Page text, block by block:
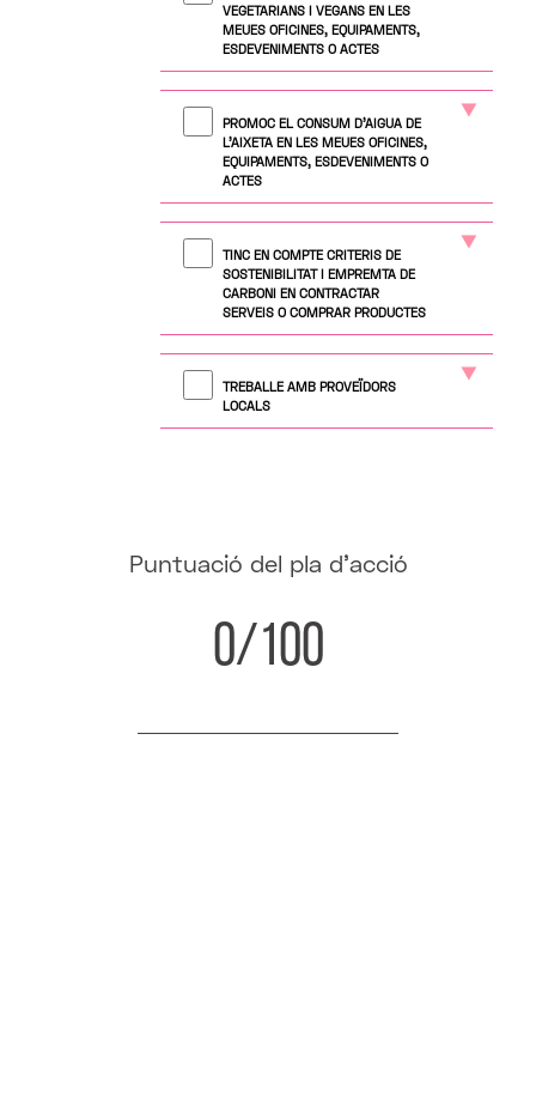
VEGETARIANS I VEGANS EN LES
MEUES OFICINES, EQUIPAMENTS,
ESDEVENIMENTS O ACTES
PROMOC EL CONSUM D'AIGUA DE
L'AIXETA EN LES MEUES OFICINES,
EQUIPAMENTS, ESDEVENIMENTS O
ACTES
TINC EN COMPTE CRITERIS DE
SOSTENIBILITAT I EMPREMTA DE
CARBONI EN CONTRACTAR
SERVEIS O COMPRAR PRODUCTES
TREBALLE AMB PROVEÏDORS
LOCALS
Puntuació del pla d'acció
0/100